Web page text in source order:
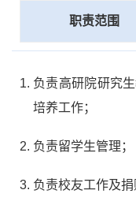
职责范围
负责高研院研究
培养工作；
负责留学生管理；
负责校友工作及捐